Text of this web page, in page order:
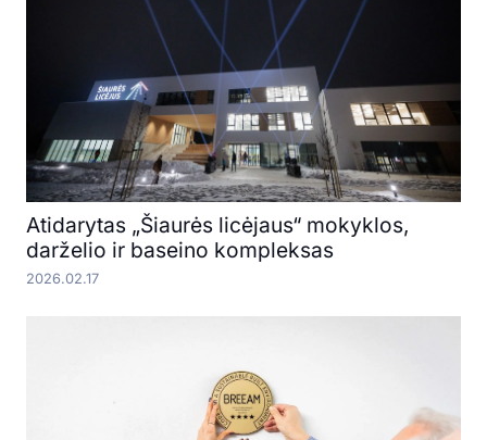
Atidarytas „Šiaurės licėjaus“ mokyklos,
darželio ir baseino kompleksas
2026.02.17